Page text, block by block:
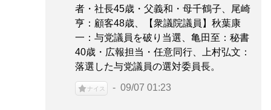
者・社長45歳・父義和・母千鶴子、尾崎
亨：顧客48歳、【衆議院議員】秋葉康
一：与党議員を破り当選、亀田至：秘書
40歳・広報担当・任意同行、上村弘文：
落選した与党議員の選対委員長。
ナイス 09/07 01:23